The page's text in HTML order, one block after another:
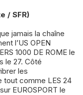
/ SFR)
jamais la chaîne
l’US OPEN
1000 DE ROME le
le 27. Côté
les
tout comme LES 24
EUROSPORT le